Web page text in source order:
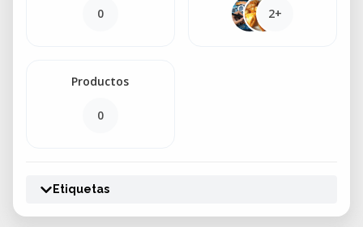
0 2+
Productos
0
Etiquetas